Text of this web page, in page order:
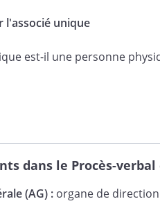
aux conditions de
Ce dernier déclare
de lui être confiées
l'associé unique
est-il une personne
dans le Procès-
(AG) : organe de